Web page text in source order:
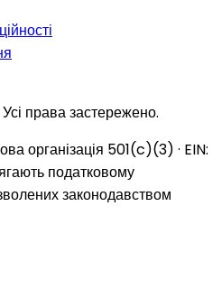
права застережено.
організація 501(c)(3) · EIN:
податковому
законодавством